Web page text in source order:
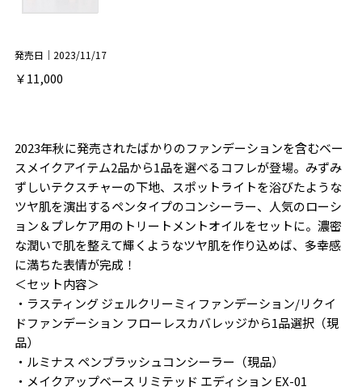
発売日｜2023/11/17
￥11,000
2023年秋に発売されたばかりのファンデーションを含むベー
スメイクアイテム2品から1品を選べるコフレが登場。みずみ
ずしいテクスチャーの下地、スポットライトを浴びたような
ツヤ肌を演出するペンタイプのコンシーラー、人気のローシ
ョン＆プレケア用のトリートメントオイルをセットに。濃密
な潤いで肌を整えて輝くようなツヤ肌を作り込めば、多幸感
に満ちた表情が完成！
＜セット内容＞
・ラスティング ジェルクリーミィファンデーション/リクイ
ドファンデーション フローレスカバレッジから1品選択（現
品）
・ルミナス ペンブラッシュコンシーラー（現品）
・メイクアップベース リミテッド エディション EX-01